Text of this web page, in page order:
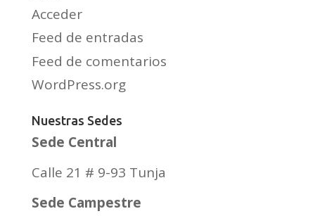
Acceder
Feed de entradas
Feed de comentarios
WordPress.org
Nuestras Sedes
Sede Central
Calle 21 # 9-93 Tunja
Sede Campestre